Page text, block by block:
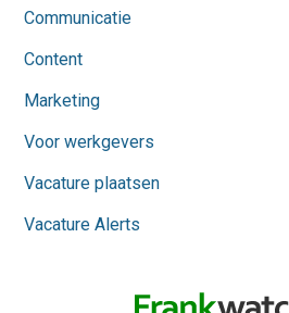
Communicatie
Content
Marketing
Voor werkgevers
Vacature plaatsen
Vacature Alerts